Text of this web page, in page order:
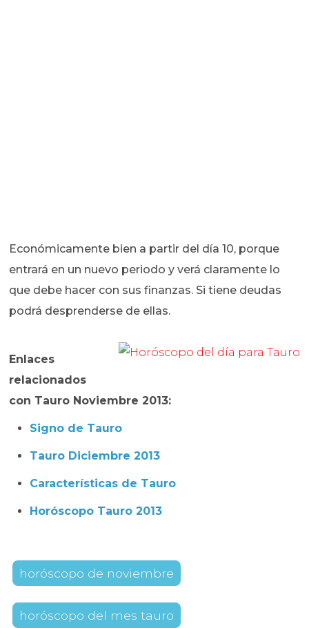
Económicamente bien a partir del día 10, porque
entrará en un nuevo periodo y verá claramente lo
que debe hacer con sus finanzas. Si tiene deudas
podrá desprenderse de ellas.
Enlaces
relacionados
con Tauro Noviembre 2013:
Signo de Tauro
Tauro Diciembre 2013
Características de Tauro
Horóscopo Tauro 2013
horóscopo de noviembre
horóscopo del mes tauro